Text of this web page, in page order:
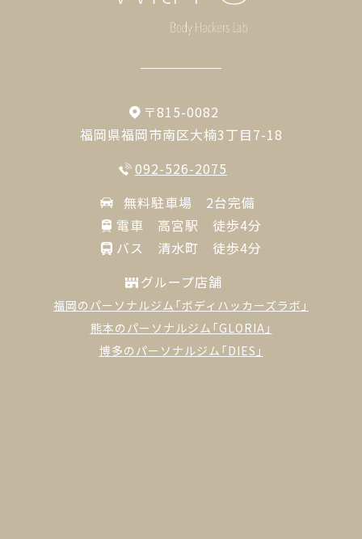
〒815-0082
福岡県福岡市南区大楠3丁目7-18
092-526-2075
無料駐車場 2台完備
電車 高宮駅 徒歩4分
バス 清水町 徒歩4分
グループ店舗
福岡のパーソナルジム「ボディハッカーズラボ」
熊本のパーソナルジム「GLORIA」
博多のパーソナルジム「DIES」